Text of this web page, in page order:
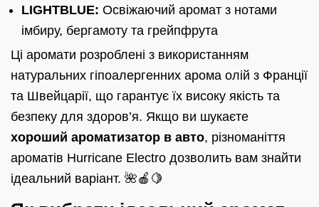
LIGHTBLUE: Освіжаючий аромат з нотами
імбиру, бергамоту та грейпфрута
Ці аромати розроблені з використанням
натуральних гіпоалергенних арома олій з Франції
та Швейцарії, що гарантує їх високу якість та
безпеку для здоров’я. Якщо ви шукаєте
хороший ароматизатор в авто, різноманіття
ароматів Hurricane Electro дозволить вам знайти
ідеальний варіант. 🌺🍎🍋